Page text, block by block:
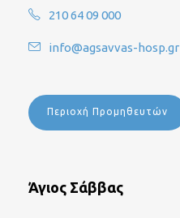
210 64 09 000
info@agsavvas-hosp.gr
Περιοχή Προμηθευτών
Άγιος Σάββας